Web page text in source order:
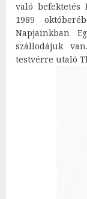
való
1989
Napjainkban
szállodájuk
testvérre utaló